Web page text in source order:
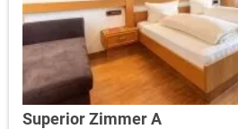
Superior Zimmer A